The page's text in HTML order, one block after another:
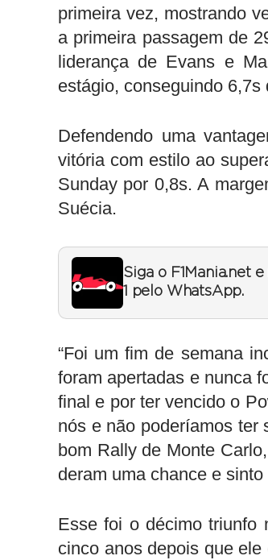
primeira vez, mostrando
a primeira passagem de
liderança de Evans e
estágio, conseguindo
Defendendo uma
vitória com estilo ao
Sunday por 0,8s. A
Suécia.
Siga o F1Mania.net
1 pelo WhatsApp.
“Foi um fim de semana
foram apertadas e nunca
final e por ter vencido o
nós e não poderíamos ter
bom Rally de Monte
deram uma chance e
Esse foi o décimo triunfo
cinco anos depois que